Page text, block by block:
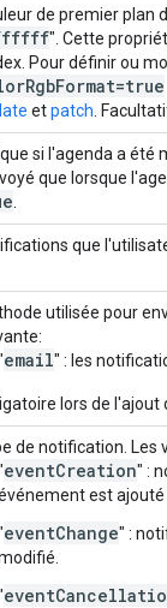
de premier plan
". Cette
Pour définir ou
RgbFormat=true
etpatch .
si l'agenda a été
que lorsque
que
utilisée pour
email" : les
lors de l'ajout
de notification. Les
eventCreation" :
est ajouté
eventChange" :